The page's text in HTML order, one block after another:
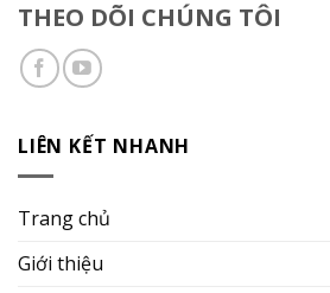
THEO DÕI CHÚNG TÔI
LIÊN KẾT NHANH
Trang chủ
Giới thiệu